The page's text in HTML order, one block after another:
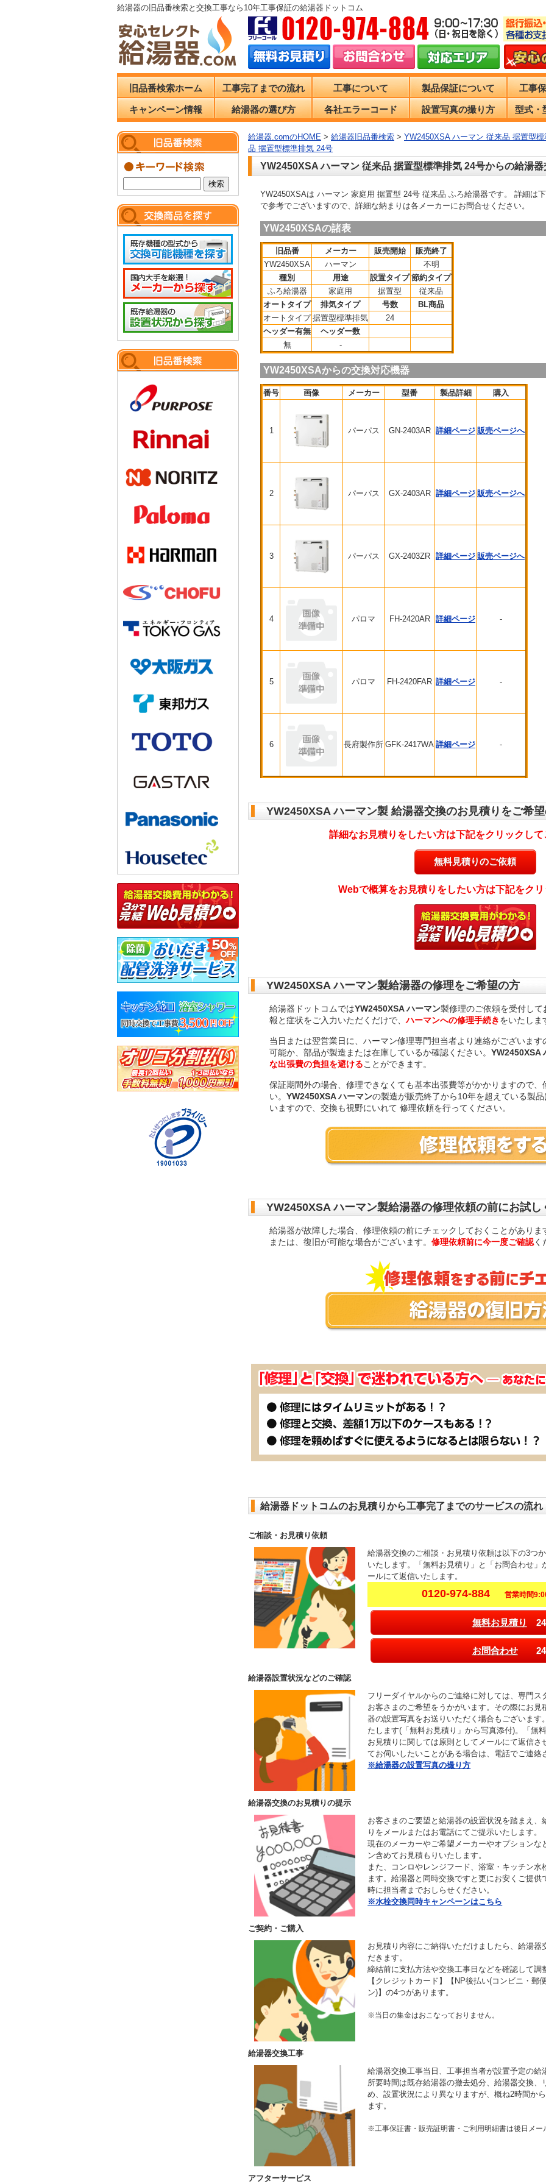
給湯器の旧品番検索と交換工事なら10年工事保証の給湯器ドットコム
旧品番検索ホーム 工事完了までの流れ 工事について 製品保証について 工事
キャンペーン情報 給湯器の選び方 各社エラーコード 設置写真の撮り方 型式・
給湯器.comのHOME > 給湯器旧品番検索 > YW2450XSA ハーマン 従来品 据置型
品 据置型標準排気 24号
YW2450XSA ハーマン 従来品 据置型標準排気 24号からの給湯器
YW2450XSAは ハーマン 家庭用 据置型 24号 従来品 ふろ給湯器です。 詳細は
で参考でございますので、詳細な納まりは各メーカーにお問合せください。
YW2450XSAの諸表
旧品番 メーカー 販売開始
販売終了
YW2450XSA
ハーマン
不明
種別
用途 設置タイプ 節約タイプ
ふろ給湯器
家庭用 据置型
従来品
オートタイプ
排気タイプ 号数
BL商品
オートタイプ 据置型標準排気
24
ヘッダー有無
ヘッダー数
無
-
YW2450XSAからの交換対応機器
番号 画像 メーカー 型番 製品詳細 購入
1 パーパス GN-2403AR 詳細ページ 販売ページへ
2 パーパス GX-2403AR 詳細ページ 販売ページへ
3 パーパス GX-2403ZR 詳細ページ 販売ページへ
4 パロマ FH-2420AR 詳細ページ -
5 パロマ FH-2420FAR 詳細ページ -
6 長府製作所 GFK-2417WA 詳細ページ -
YW2450XSA ハーマン製 給湯器交換のお見積りをご希
詳細なお見積りをしたい方は下記をクリックし
無料見積りのご依頼
Webで概算をお見積りをしたい方は下記をク
YW2450XSA ハーマン製給湯器の修理をご希望の方
給湯器ドットコムではYW2450XSA ハーマン製修理のご依頼を受付し
報と症状をご入力いただくだけで、ハーマンへの修理手続きをいたしま
当日または翌営業日に、ハーマン修理専門担当者より連絡がございま
可能か、部品が製造または在庫しているか確認ください。 YW2450XSA
な出張費の負担を避けることができます。
保証期間外の場合、修理できなくても基本出張費等がかかりますので
い。 YW2450XSA ハーマンの製造が販売終了から10年を超えている製
いますので、交換も視野にいれて 修理依頼を行ってください。
YW2450XSA ハーマン製給湯器の修理依頼の前にお試し
給湯器が故障した場合、修理依頼の前にチェックしておくことがあり
または、復旧が可能な場合がございます。 修理依頼前に今一度ご確認く
給湯器ドットコムのお見積りから工事完了までのサービスの流れ
ご相談・お見積り依頼
給湯器交換のご相談・お見積り依頼は以下の3つ
いたします。「無料お見積り」と「お問合わせ
ールにて返信いたします。
0120-974-884 営業時間9:00
無料お見積り 24
お問合わせ24時
給湯器設置状況などのご確認
フリーダイヤルからのご連絡に対しては、専門
お客さまのご希望をうかがいます。その際にお
器の設置写真をお送りいただく場合もございま
たします(「無料お見積り」から写真添付)。「無
お見積りに関しては原則としてメールにて返信
てお伺いしたいことがある場合は、電話でご連
※給湯器の設置写真の撮り方
給湯器交換のお見積りの提示
お客さまのご要望と給湯器の設置状況を踏まえ
りをメールまたはお電話にてご提示いたします。
現在のメーカーやご希望メーカーやオプション
ン含めてお見積もりいたします。
また、コンロやレンジフード、浴室・キッチン
ます。給湯器と同時交換ですと更にお安くご提
時に担当者までおしらせください。
※水栓交換同時キャンペーンはこちら
ご契約・ご購入
お見積り内容にご納得いただけましたら、給湯
だきます。
締結前に支払方法や交換工事日などを確認して
【クレジットカード】【NP後払い(コンビニ・
ン)】の4つがあります。
※当日の集金はおこなっておりません。
給湯器交換工事
給湯器交換工事当日、工事担当者が設置予定の
所要時間は既存給湯器の撤去処分、給湯器交換
め、設置状況により異なりますが、概ね2時間か
ます。
※工事保証書・販売証明書・ご利用明細書は後日メー
アフターサービス